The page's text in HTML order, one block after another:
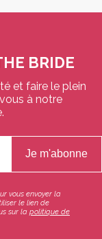
BRIDE
et faire le plein
à notre
vous envoyer la
le lien de
sur la politique de